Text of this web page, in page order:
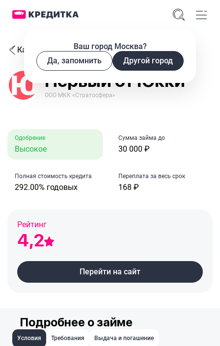
Ваш город Москва?
Да, запомнить
Другой город
Каталог МФО
Первый от Юкки
ООО МКК «Стратосфера»
Одобрение
Высокое
Сумма займа до
30 000 ₽
Полная стоимость кредита
292.00% годовых
Переплата за весь срок
168 ₽
Рейтинг
4,2
Перейти на сайт
Подробнее о займе
Условия Требования Выдача и погашение